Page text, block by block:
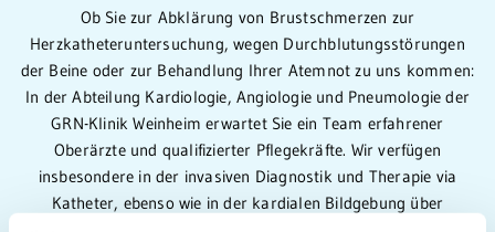
Ob Sie zur Abklärung von Brustschmerzen zur
Herzkatheteruntersuchung, wegen Durchblutungsstörungen
der Beine oder zur Behandlung Ihrer Atemnot zu uns kommen:
In der Abteilung Kardiologie, Angiologie und Pneumologie der
GRN-Klinik Weinheim erwartet Sie ein Team erfahrener
Oberärzte und qualifizierter Pflegekräfte. Wir verfügen
insbesondere in der invasiven Diagnostik und Therapie via
Katheter, ebenso wie in der kardialen Bildgebung über